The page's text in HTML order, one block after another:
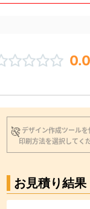
0.0
デザイン作成ツールを
印刷方法を選択してく
お見積り結果